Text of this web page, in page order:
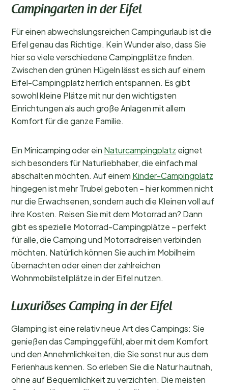
Campingarten in der Eifel
Für einen abwechslungsreichen Campingurlaub ist die
Eifel genau das Richtige. Kein Wunder also, dass Sie
hier so viele verschiedene Campingplätze finden.
Zwischen den grünen Hügeln lässt es sich auf einem
Eifel-Campingplatz herrlich entspannen. Es gibt
sowohl kleine Plätze mit nur den wichtigsten
Einrichtungen als auch große Anlagen mit allem
Komfort für die ganze Familie.
Ein Minicamping oder ein Naturcampingplatz eignet
sich besonders für Naturliebhaber, die einfach mal
abschalten möchten. Auf einem Kinder-Campingplatz
hingegen ist mehr Trubel geboten – hier kommen nicht
nur die Erwachsenen, sondern auch die Kleinen voll auf
ihre Kosten. Reisen Sie mit dem Motorrad an? Dann
gibt es spezielle Motorrad-Campingplätze – perfekt
für alle, die Camping und Motorradreisen verbinden
möchten. Natürlich können Sie auch im Mobilheim
übernachten oder einen der zahlreichen
Wohnmobilstellplätze in der Eifel nutzen.
Luxuriöses Camping in der Eifel
Glamping ist eine relativ neue Art des Campings: Sie
genießen das Campinggefühl, aber mit dem Komfort
und den Annehmlichkeiten, die Sie sonst nur aus dem
Ferienhaus kennen. So erleben Sie die Natur hautnah,
ohne auf Bequemlichkeit zu verzichten. Die meisten